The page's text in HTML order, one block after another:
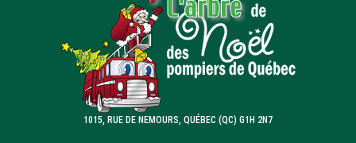
1015, RUE DE NEMOURS, QUÉBEC (QC) G1H 2N7